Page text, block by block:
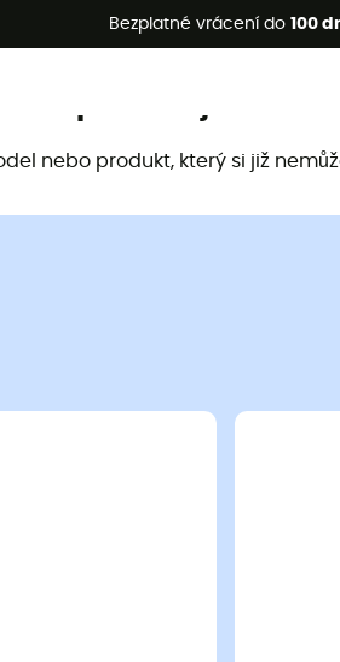
Bezplatné vrácení do 100
🔥 -5 % EXTRA při nákupu 2
nebo produkt, který si již